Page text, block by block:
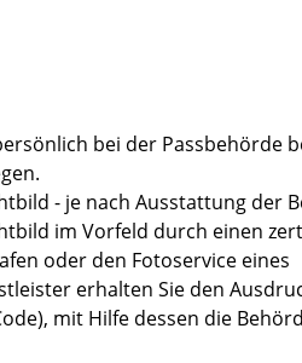
bei der Passbehörde
.
- je nach Ausstattung der
im Vorfeld durch einen
oder den Fotoservice eines
erhalten Sie den
mit Hilfe dessen die